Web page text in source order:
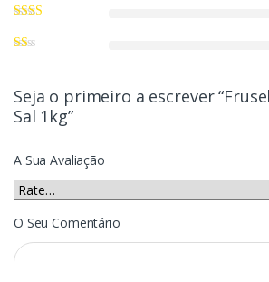
Seja o primeiro a escrever
Sal 1kg”
A Sua Avaliação
O Seu Comentário